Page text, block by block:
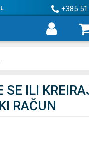
+385
SE ILI
RAČUN